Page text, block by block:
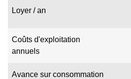
Loyer / an
Coûts d'exploitation
annuels
Avance sur consommation